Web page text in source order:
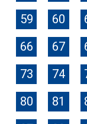
59
60
66
67
73
74
80
81